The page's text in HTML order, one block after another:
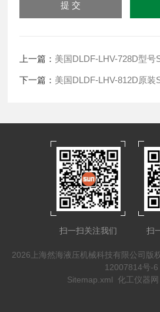
上一篇： 美国DLDF-LHV-728D型号
下一篇： 美国DLDF-LHV-812D原装
扫一扫关注我们 扫
2026上海然海液压机械科技有限公司
12007814号-6
Sitemap.xml 化工仪器网